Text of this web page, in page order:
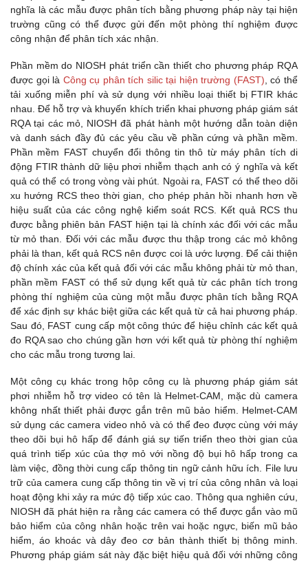
nghĩa là các mẫu được phân tích bằng phương pháp này tại hiện
trường cũng có thể được gửi đến một phòng thí nghiệm được
công nhận để phân tích xác nhận.
Phần mềm do NIOSH phát triển cần thiết cho phương pháp RQA
được gọi là Công cụ phân tích silic tại hiện trường (FAST) , có thể
tải xuống miễn phí và sử dụng với nhiều loại thiết bị FTIR khác
nhau. Để hỗ trợ và khuyến khích triển khai phương pháp giám sát
RQA tại các mỏ, NIOSH đã phát hành một hướng dẫn toàn diện
và danh sách đầy đủ các yêu cầu về phần cứng và phần mềm.
Phần mềm FAST chuyển đổi thông tin thô từ máy phân tích di
động FTIR thành dữ liệu phơi nhiễm thạch anh có ý nghĩa và kết
quả có thể có trong vòng vài phút. Ngoài ra, FAST có thể theo dõi
xu hướng RCS theo thời gian, cho phép phản hồi nhanh hơn về
hiệu suất của các công nghệ kiểm soát RCS. Kết quả RCS thu
được bằng phiên bản FAST hiện tại là chính xác đối với các mẫu
từ mỏ than. Đối với các mẫu được thu thập trong các mỏ không
phải là than, kết quả RCS nên được coi là ước lượng. Để cải thiện
độ chính xác của kết quả đối với các mẫu không phải từ mỏ than,
phần mềm FAST có thể sử dụng kết quả từ các phân tích trong
phòng thí nghiệm của cùng một mẫu được phân tích bằng RQA
để xác định sự khác biệt giữa các kết quả từ cả hai phương pháp.
Sau đó, FAST cung cấp một công thức để hiệu chỉnh các kết quả
đo RQA sao cho chúng gần hơn với kết quả từ phòng thí nghiệm
cho các mẫu trong tương lai.
Một công cụ khác trong hộp công cụ là phương pháp giám sát
phơi nhiễm hỗ trợ video có tên là Helmet-CAM, mặc dù camera
không nhất thiết phải được gắn trên mũ bảo hiểm. Helmet-CAM
sử dụng các camera video nhỏ và có thể đeo được cùng với máy
theo dõi bụi hô hấp để đánh giá sự tiến triển theo thời gian của
quá trình tiếp xúc của thợ mỏ với nồng độ bụi hô hấp trong ca
làm việc, đồng thời cung cấp thông tin ngữ cảnh hữu ích. File lưu
trữ của camera cung cấp thông tin về vị trí của công nhân và loại
hoạt động khi xảy ra mức độ tiếp xúc cao. Thông qua nghiên cứu,
NIOSH đã phát hiện ra rằng các camera có thể được gắn vào mũ
bảo hiểm của công nhân hoặc trên vai hoặc ngực, biến mũ bảo
hiểm, áo khoác và dây đeo cơ bản thành thiết bị thông minh.
Phương pháp giám sát này đặc biệt hiệu quả đối với những công